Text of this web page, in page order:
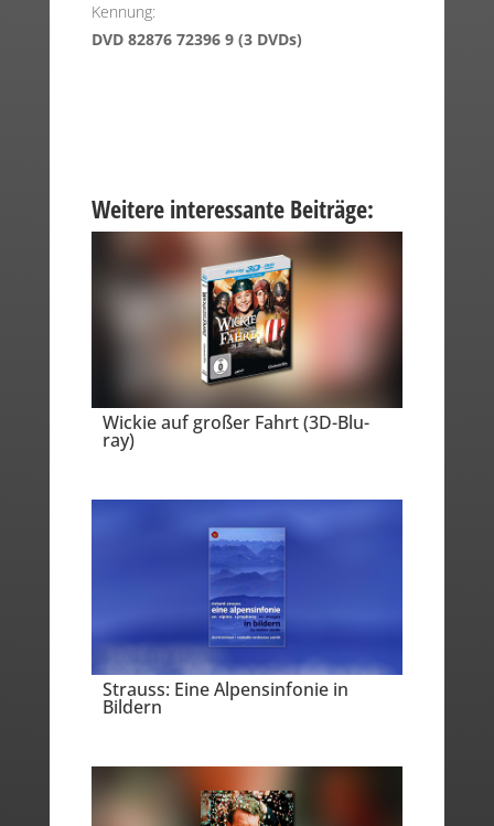
Kennung:
DVD 82876 72396 9 (3 DVDs)
Weitere interessante Beiträge:
Wickie auf großer Fahrt (3D-Blu-
ray)
Strauss: Eine Alpensinfonie in
Bildern